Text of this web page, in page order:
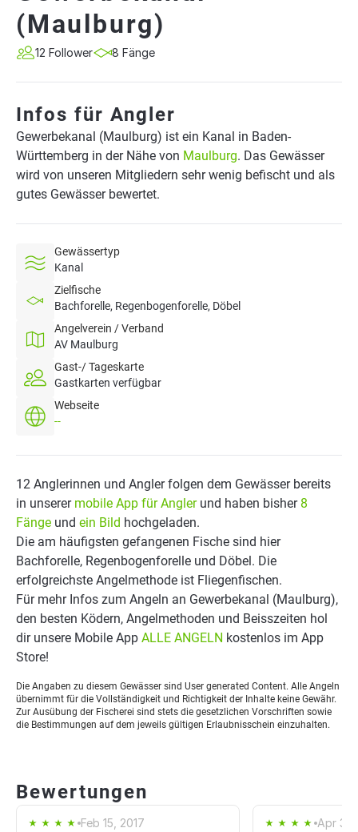
(Maulburg)
12 Follower 8 Fänge
Infos für Angler
Gewerbekanal (Maulburg) ist ein Kanal in Baden-
Württemberg in der Nähe von Maulburg. Das Gewässer
wird von unseren Mitgliedern sehr wenig befischt und als
gutes Gewässer bewertet.
Gewässertyp
Kanal
Zielfische
Bachforelle, Regenbogenforelle, Döbel
Angelverein / Verband
AV Maulburg
Gast-/ Tageskarte
Gastkarten verfügbar
Webseite
--
12 Anglerinnen und Angler folgen dem Gewässer bereits
in unserer mobile App für Anglerund haben bisher 8
Fänge und ein Bild hochgeladen.
Die am häufigsten gefangenen Fische sind hier
Bachforelle, Regenbogenforelle und Döbel. Die
erfolgreichste Angelmethode ist Fliegenfischen.
Für mehr Infos zum Angeln an Gewerbekanal (Maulburg),
den besten Ködern, Angelmethoden und Beisszeiten hol
dir unsere Mobile App ALLE ANGELN kostenlos im App
Store!
Die Angaben zu diesem Gewässer sind User generated Content. Alle Angeln
übernimmt für die Vollständigkeit und Richtigkeit der Inhalte keine Gewähr.
Zur Ausübung der Fischerei sind stets die gesetzlichen Vorschriften sowie
die Bestimmungen auf dem jeweils gültigen Erlaubnisschein einzuhalten.
Bewertungen
Feb 15, 2017 Apr 3,